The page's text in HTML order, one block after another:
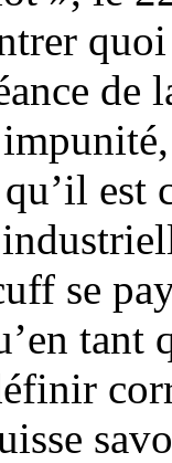
de
est
se